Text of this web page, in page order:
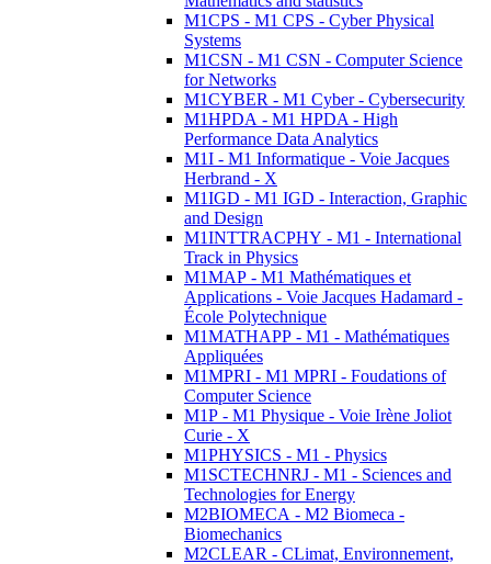
M1CPS - M1 CPS - Cyber Physical
Systems
M1CSN - M1 CSN - Computer Science
for Networks
M1CYBER - M1 Cyber - Cybersecurity
M1HPDA - M1 HPDA - High
Performance Data Analytics
M1I - M1 Informatique - Voie Jacques
Herbrand - X
M1IGD - M1 IGD - Interaction, Graphic
and Design
M1INTTRACPHY - M1 - International
Track in Physics
M1MAP - M1 Mathématiques et
Applications - Voie Jacques Hadamard -
École Polytechnique
M1MATHAPP - M1 - Mathématiques
Appliquées
M1MPRI - M1 MPRI - Foudations of
Computer Science
M1P - M1 Physique - Voie Irène Joliot
Curie - X
M1PHYSICS - M1 - Physics
M1SCTECHNRJ - M1 - Sciences and
Technologies for Energy
M2BIOMECA - M2 Biomeca -
Biomechanics
M2CLEAR - CLimat, Environnement,